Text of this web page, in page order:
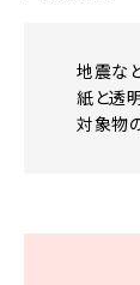
地震な
紙と透
対象物